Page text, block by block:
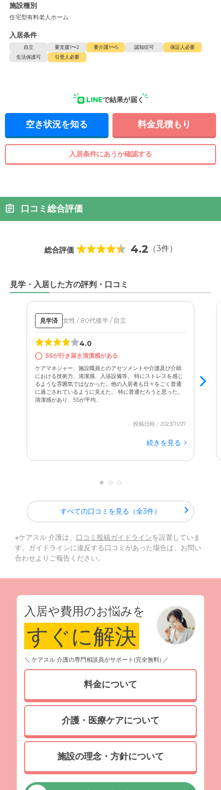
施設種別
住宅型有料老人ホーム
入居条件
自立 要支援1〜2 要介護1〜5 認知症可
保証人必要
生活保護可
引受人必要
LINEで結果が届く
空き状況を知る 料金見積もり
入居条件にあうか確認する
口コミ総合評価
総合評価 4.2 （3件）
見学・入居した方の評判・口コミ
見学済 女性 / 80代後半 / 自立
4.0
5Sが行き届き清潔感がある
ケアマネジャー、施設職員とのアセツメントや介護及び介助
における技術力、清潔感、入浴設備等。 特にストレスを感じ
るような雰囲気ではなかった。他の入居者も日々をごく普通
に過ごされているように見えた。 特に普通だろうと思った。
清潔感があり、5Sが平均...
投稿日時：2023/11/07
続きを見る
すべての口コミを見る（全3件）
※ケアスル 介護は、 口コミ投稿ガイドラインを設置していま
す。ガイドラインに違反する口コミがあった場合は、お問い
合わせよりご報告ください。
入居や費用のお悩みを
すぐに解決
＼ ケアスル 介護の専門相談員がサポート(完全無料) ／
料金について
介護・医療ケアについて
施設の理念・方針について